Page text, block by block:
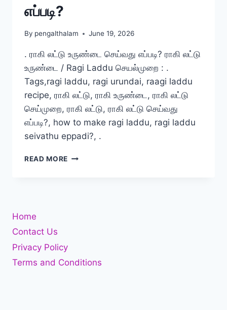
எப்படி?
By pengalthalam June 19, 2026
. ராகி லட்டு உருண்டை செய்வது எப்படி? ராகி லட்டு
உருண்டை / Ragi Laddu செயல்முறை : .
Tags,ragi laddu, ragi urundai, raagi laddu
recipe, ராகி லட்டு, ராகி உருண்டை, ராகி லட்டு
செய்முறை, ராகி லட்டு, ராகி லட்டு செய்வது
எப்படி?, how to make ragi laddu, ragi laddu
seivathu eppadi?, .
READ MORE ராகி
Home
Contact Us
Privacy Policy
Terms and Conditions